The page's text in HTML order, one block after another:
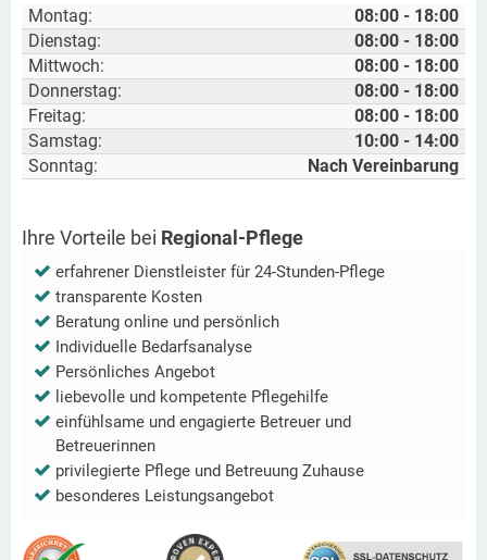
Montag:
08:00 - 18:00
Dienstag:
08:00 - 18:00
Mittwoch:
08:00 - 18:00
Donnerstag:
08:00 - 18:00
Freitag:
08:00 - 18:00
Samstag:
10:00 - 14:00
Sonntag:
Nach Vereinbarung
Ihre Vorteile bei Regional-Pflege
erfahrener Dienstleister für 24-Stunden-Pflege
transparente Kosten
Beratung online und persönlich
Individuelle Bedarfsanalyse
Persönliches Angebot
liebevolle und kompetente Pflegehilfe
einfühlsame und engagierte Betreuer und
Betreuerinnen
privilegierte Pflege und Betreuung Zuhause
besonderes Leistungsangebot